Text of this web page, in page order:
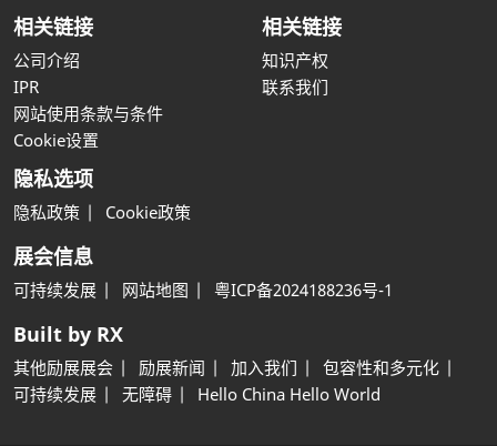
相关链接
公司介绍
IPR
网站使用条款与条件
Cookie设置
相关链接
知识产权
联系我们
隐私选项
隐私政策 Cookie政策
展会信息
可持续发展 网站地图 粤ICP备2024188236号-1
Built by RX
其他励展展会 励展新闻 加入我们
包容性和多元化
可持续发展
无障碍 Hello China Hello World